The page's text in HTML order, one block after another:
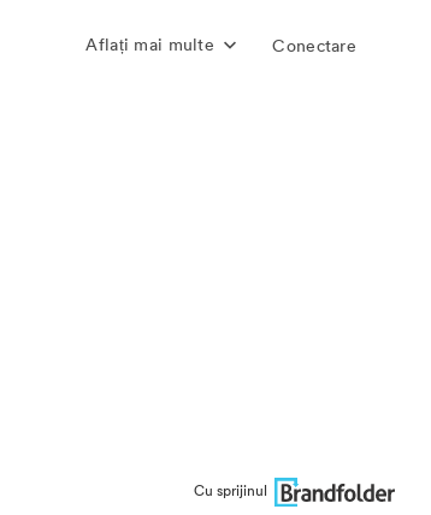
Aflați mai multe Conectare
Cu sprijinul